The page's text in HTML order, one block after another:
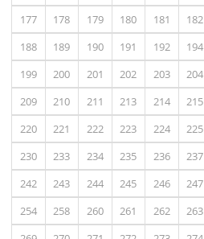
177
178 179 180 181 182
188
189 190 191 192 194
199
200 201 202 203 204
209
210 211 213 214 215
220
221 222 223 224 225
230
233 234 235 236 237
242
243 244 245 246 247
254
258 260 261 262 263